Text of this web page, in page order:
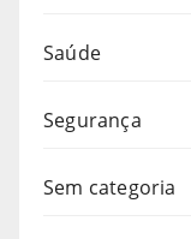
Saúde
Segurança
Sem categoria